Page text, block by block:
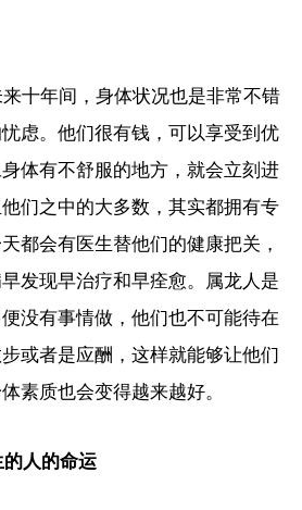
十年间，身体状况也是非常不错
虑。他们很有钱，可以享受到优
体有不舒服的地方，就会立刻进
们之中的大多数，其实都拥有专
都会有医生替他们的健康把关，
发现早治疗和早痊愈。属龙人是
没有事情做，他们也不可能待在
或者是应酬，这样就能够让他们
素质也会变得越来越好。
的人的命运